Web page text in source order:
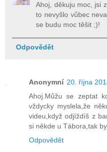
Ahoj, děkuju moc, jsi
to nevyšlo vůbec
se budu moc těšit ;)!
Odpovědět
Anonymní 20. října
Ahoj.Můžu se zeptat
vždycky myslela,že
videu,když odjíždíš z
si někde u Tábora,tak
Odpovědět